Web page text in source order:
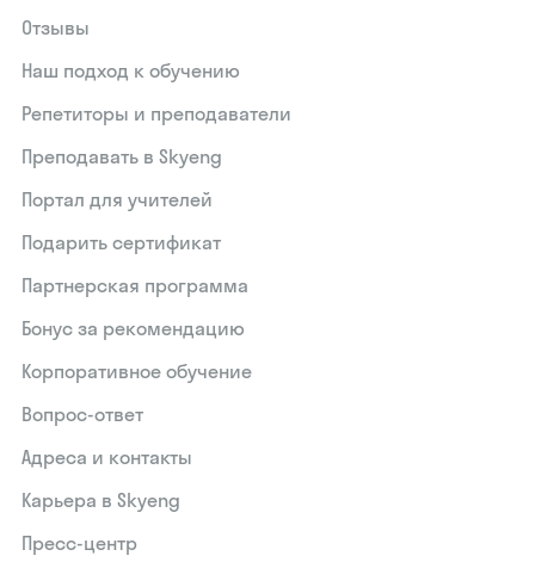
Отзывы
Наш подход к обучению
Репетиторы и преподаватели
Преподавать в Skyeng
Портал для учителей
Подарить сертификат
Партнерская программа
Бонус за рекомендацию
Корпоративное обучение
Вопрос-ответ
Адреса и контакты
Карьера в Skyeng
Пресс-центр